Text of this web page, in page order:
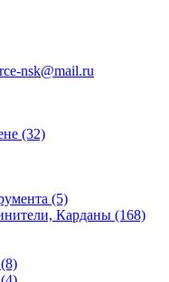
nsk@mail.ru
(32)
(5)
Карданы (168)